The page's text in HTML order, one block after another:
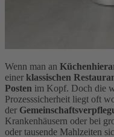
Wenn man an
einer klassischen
Posten im Kopf. Doch die
Prozesssicherheit liegt oft
der
Krankenhäusern oder bei
oder tausende Mahlzeiten